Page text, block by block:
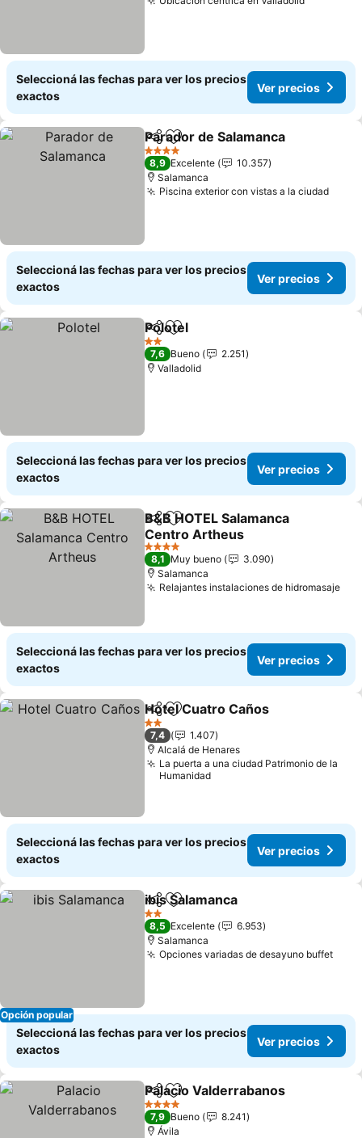
Ver
Seleccioná las fechas para ver los precios
exactos
Ver precios
CompartirAñadir a favoritos
Parador de Salamanca
4 Estrellas
8,9 Excelente
10.357
Salamanca
Piscina exterior con vistas a la ciudadVer
Seleccioná las fechas para ver los precios
exactos
Ver precios
CompartirAñadir a favoritos
Polotel
2 Estrellas
7,6 Bueno
2.251
Valladolid
Seleccioná las fechas para ver los precios
exactos
Ver precios
CompartirAñadir a favoritos
B&B HOTEL Salamanca
Centro Artheus
Ver precios
4 Estrellas
8,1 Muy bueno
3.090
Salamanca
Relajantes instalaciones de hidromasaje
Seleccioná las fechas para ver los precios
exactos
Ver precios
CompartirAñadir a favoritos
Hotel Cuatro Caños
2 Estrellas
7,4
1.407
Alcalá de Henares
La puerta a una ciudad Patrimonio de la
Humanidad
Seleccioná las fechas para ver los precios
exactos
Ver precios
Opción popular
CompartirAñadir a favoritos
ibis Salamanca
2 Estrellas
8,5 Excelente
6.953
Salamanca
Opciones variadas de desayuno buffetVer
Seleccioná las fechas para ver los precios
exactos
Ver precios
CompartirAñadir a favoritos
Palacio Valderrabanos
4 Estrellas
7,9 Bueno
8.241
Ávila